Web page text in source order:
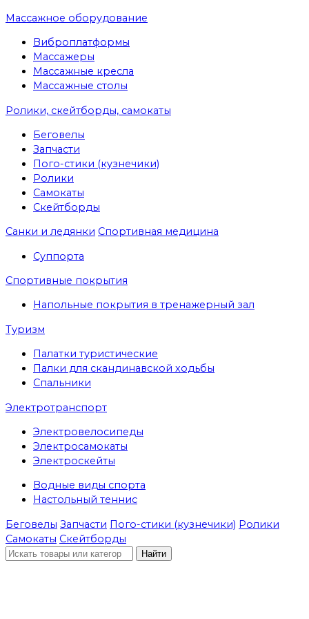
Массажное оборудование
Виброплатформы
Массажеры
Массажные кресла
Массажные столы
Ролики, скейтборды, самокаты
Беговелы
Запчасти
Пого-стики (кузнечики)
Ролики
Самокаты
Скейтборды
Санки и ледянки Спортивная медицина
Суппорта
Спортивные покрытия
Напольные покрытия в тренажерный зал
Туризм
Палатки туристические
Палки для скандинавской ходьбы
Спальники
Электротранспорт
Электровелосипеды
Электросамокаты
Электроскейты
Водные виды спорта
Настольный теннис
Беговелы Запчасти Пого-стики (кузнечики) Ролики
Самокаты Скейтборды
Найти